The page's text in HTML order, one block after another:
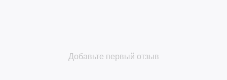
Добавьте первый отзыв